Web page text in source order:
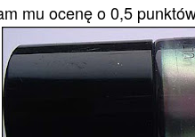
mu ocenę o 0,5